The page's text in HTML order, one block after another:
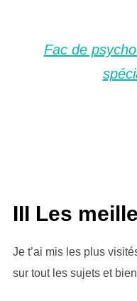
Fac de
III Les
Je t’ai mis les plus
sur tout les sujets et